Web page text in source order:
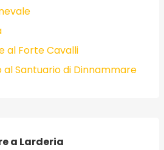
al Forte Cavalli
al Santuario di Dinnammare
a Larderia